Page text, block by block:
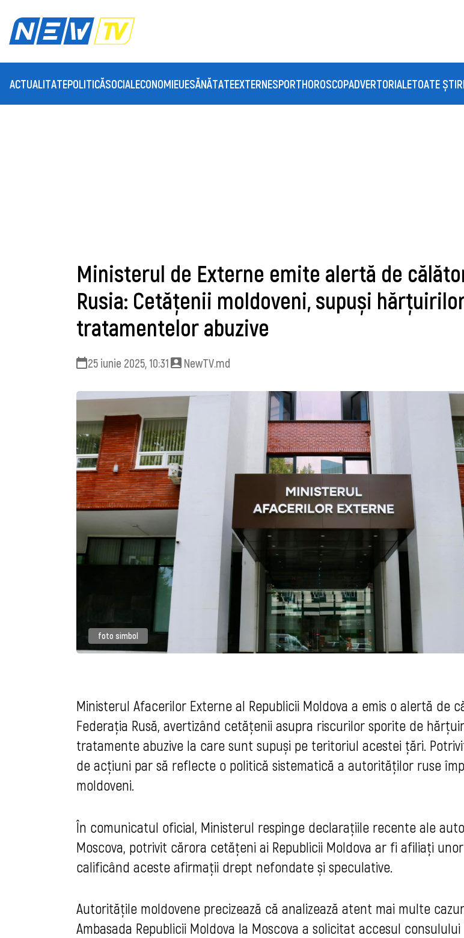
ACTUALITATEPOLITICĂSOCIAL ECONOMIEUESĂNĂTATEEXTERNESPORTHOROSCOPADVERTORIALETOATE
Ministerul de Externe emite alertă de
Rusia: Cetățenii moldoveni, supuși
tratamentelor abuzive
25 iunie 2025, 10:31 NewTV.md
foto simbol
Ministerul Afacerilor Externe al Republicii Moldova a emis o alertă de
Federația Rusă, avertizând cetățenii asupra riscurilor sporite de
tratamente abuzive la care sunt supuși pe teritoriul acestei țări.
de acțiuni par să reflecte o politică sistematică a autorităților ruse
moldoveni.
În comunicatul oficial, Ministerul respinge declarațiile recente ale
Moscova, potrivit cărora cetățeni ai Republicii Moldova ar fi afiliați unor
calificând aceste afirmații drept nefondate și speculative.
Autoritățile moldovene precizează că analizează atent mai multe
Ambasada Republicii Moldova la Moscova a solicitat accesul